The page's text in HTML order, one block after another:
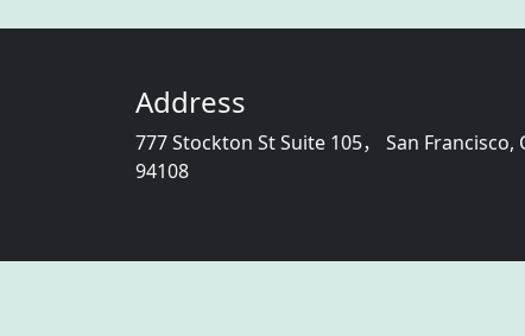
Address
777 Stockton St Suite 105， San Francisco,
94108